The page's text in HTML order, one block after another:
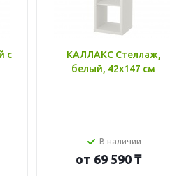
с
КАЛЛАКС Стеллаж,
белый, 42x147 см
В наличии
от 69 590 ₸